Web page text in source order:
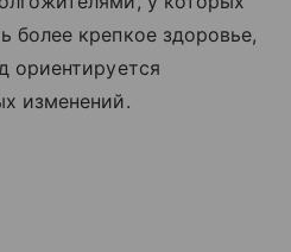
крепкое здоровье,
ориентируется
изменений.